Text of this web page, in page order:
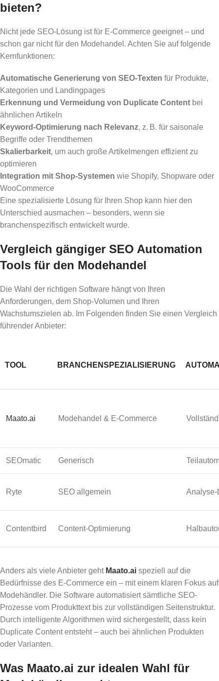
bieten?
Nicht jede SEO-Lösung ist für E-Commerce geeignet – und
schon gar nicht für den Modehandel. Achten Sie auf folgende
Kernfunktionen:
Automatische Generierung von SEO-Texten für Produkte,
Kategorien und Landingpages
Erkennung und Vermeidung von Duplicate Content bei
ähnlichen Artikeln
Keyword-Optimierung nach Relevanz, z. B. für saisonale
Begriffe oder Trendthemen
Skalierbarkeit, um auch große Artikelmengen effizient zu
optimieren
Integration mit Shop-Systemen wie Shopify, Shopware oder
WooCommerce
Eine spezialisierte Lösung für Ihren Shop kann hier den
Unterschied ausmachen – besonders, wenn sie
branchenspezifisch entwickelt wurde.
Vergleich gängiger SEO Automation
Tools für den Modehandel
Die Wahl der richtigen Software hängt von Ihren
Anforderungen, dem Shop-Volumen und Ihren
Wachstumszielen ab. Im Folgenden finden Sie einen Vergleich
führender Anbieter:
TOOL BRANCHENSPEZIALISIERUNG
Maato.ai Modehandel & E-Commerce
SEOmatic Generisch
Ryte SEO allgemein Analyse-
Contentbird Content-Optimierung
Anders als viele Anbieter geht Maato.ai speziell auf die
Bedürfnisse des E-Commerce ein – mit einem klaren Fokus auf
Modehändler. Die Software automatisiert sämtliche SEO-
Prozesse vom Produkttext bis zur vollständigen Seitenstruktur.
Durch intelligente Algorithmen wird sichergestellt, dass kein
Duplicate Content entsteht – auch bei ähnlichen Produkten
oder Varianten.
Was Maato.ai zur idealen Wahl für